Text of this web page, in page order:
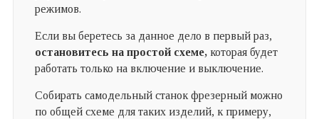
режимов.
Если вы беретесь за данное дело в первый раз,
остановитесь на простой схеме,которая будет
работать только на включение и выключение.
Собирать самодельный станок фрезерный можно
по общей схеме для таких изделий, к примеру,